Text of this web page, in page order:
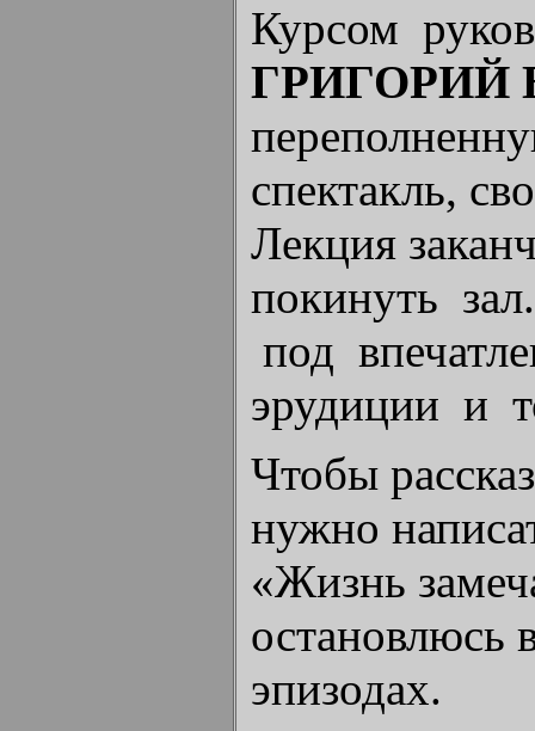
Курсом
спектакль,
Лекция
покинуть
под
эрудиции и
Чтобы
нужно
«Жизнь
остановлюсь